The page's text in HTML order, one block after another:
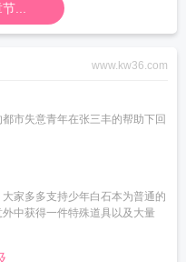
...
www.kw36.com
市失意青年在张三丰的帮助下回
家多多支持少年白石本为普通的
中获得一件特殊道具以及大量